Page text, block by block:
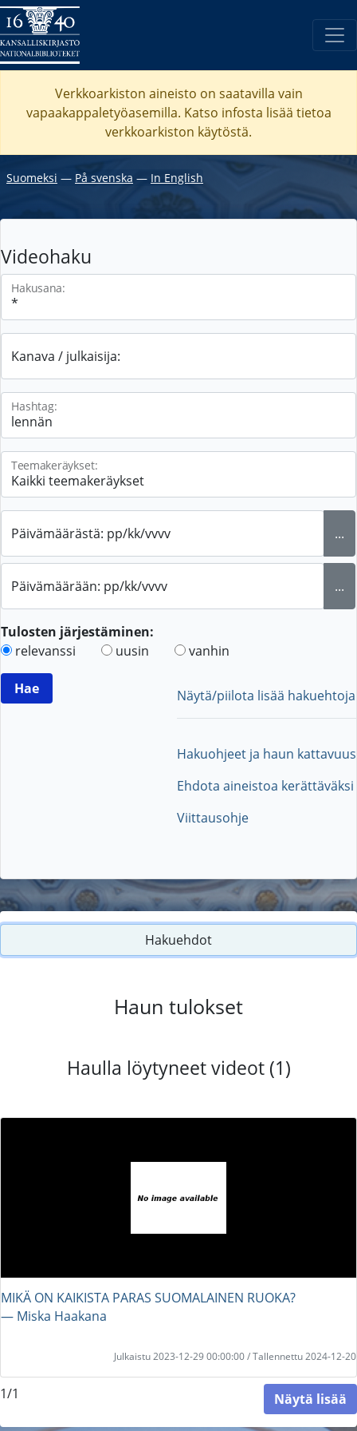
Verkkoarkiston aineisto on saatavilla vain
vapaakappaletyöasemilla. Katso infosta lisää tietoa
verkkoarkiston käytöstä.
Suomeksi ― På svenska ― In English
Videohaku
Hakusana:
Kanava / julkaisija:
Hashtag:
Teemakeräykset:
Päivämäärästä: pp/kk/vvvv ...
Päivämäärään: pp/kk/vvvv ...
Tulosten järjestäminen:
relevanssi
uusin vanhin
Näytä/piilota lisää hakuehtoja
Hakuohjeet ja haun kattavuus
Ehdota aineistoa kerättäväksi
Viittausohje
Hakuehdot
Haun tulokset
Haulla löytyneet videot (1)
MIKÄ ON KAIKISTA PARAS SUOMALAINEN RUOKA?
― Miska Haakana
Julkaistu 2023-12-29 00:00:00 / Tallennettu 2024-12-20
1/1 Näytä lisää